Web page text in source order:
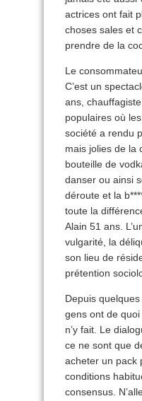
actrices ont fait
choses sales et
prendre de la
Le
C’est un
ans,
populaires où
société a rendu
mais jolies de la
bouteille de
danser ou ainsi
déroute et la
toute la
Alain 51 ans.
vulgarité, la
son lieu de
prétention
Depuis
gens ont de
n’y fait. Le
ce ne sont que
acheter un pack
conditions
consensus.